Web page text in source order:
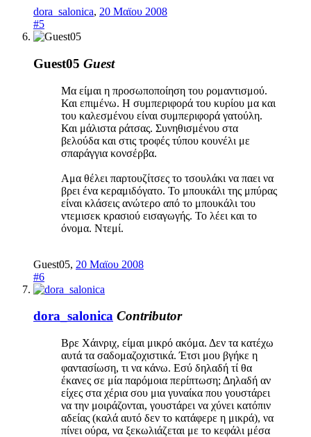
dora_salonica, 20 Μαϊου 2008
#5
Guest05 Guest
Μα είμαι η προσωποποίηση του ρομαντισμού.
Και επιμένω. Η συμπεριφορά του κυρίου μα και
του καλεσμένου είναι συμπεριφορά γατούλη.
Και μάλιστα ράτσας. Συνηθισμένου στα
βελούδα και στις τροφές τύπου κουνέλι με
σπαράγγια κονσέρβα.
Αμα θέλει παρτουζίτσες το τσουλάκι να παει να
βρει ένα κεραμιδόγατο. Το μπουκάλι της μπύρας
είναι κλάσεις ανώτερο από το μπουκάλι του
ντεμισεκ κρασιού εισαγωγής. Το λέει και το
όνομα. Ντεμί.
Guest05, 20 Μαϊου 2008
#6
dora_salonica Contributor
Βρε Χάινριχ, είμαι μικρό ακόμα. Δεν τα κατέχω
αυτά τα σαδομαζοχιστικά. Έτσι μου βγήκε η
φαντασίωση, τι να κάνω. Εσύ δηλαδή τί θα
έκανες σε μία παρόμοια περίπτωση; Δηλαδή αν
είχες στα χέρια σου μια γυναίκα που γουστάρει
να την μοιράζονται, γουστάρει να χύνει κατόπιν
αδείας (καλά αυτό δεν το κατάφερε η μικρά), να
πίνει ούρα, να ξεκωλιάζεται με το κεφάλι μέσα